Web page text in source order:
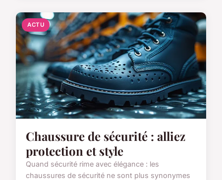
ACTU
Chaussure de sécurité : alliez
protection et style
Quand sécurité rime avec élégance : les
chaussures de sécurité ne sont plus synonymes